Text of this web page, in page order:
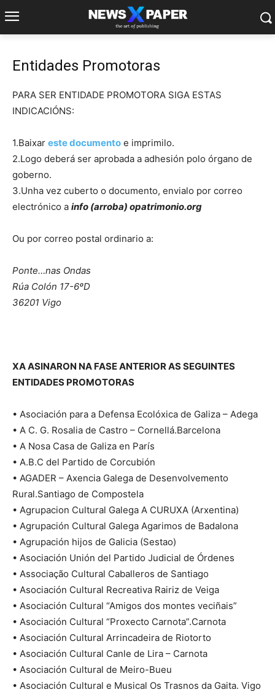
Entidades Promotoras
PARA SER ENTIDADE PROMOTORA SIGA ESTAS
INDICACIÓNS:
1.Baixar este documento e imprimilo.
2.Logo deberá ser aprobada a adhesión polo órgano de
goberno.
3.Unha vez cuberto o documento, envialo por correo
electrónico a info (arroba) opatrimonio.org
Ou por correo postal ordinario a:
Ponte…nas Ondas
Rúa Colón 17-6ºD
36201 Vigo
XA ASINARON NA FASE ANTERIOR AS SEGUINTES
ENTIDADES PROMOTORAS
• Asociación para a Defensa Ecolóxica de Galiza – Adega
• A C. G. Rosalia de Castro – Cornellá.Barcelona
• A Nosa Casa de Galiza en París
• A.B.C del Partido de Corcubión
• AGADER – Axencia Galega de Desenvolvemento
Rural.Santiago de Compostela
• Agrupacion Cultural Galega A CURUXA (Arxentina)
• Agrupación Cultural Galega Agarimos de Badalona
• Agrupación hijos de Galicia (Sestao)
• Asociación Unión del Partido Judicial de Órdenes
• Associação Cultural Caballeros de Santiago
• Asociación Cultural Recreativa Rairiz de Veiga
• Asociación Cultural “Amigos dos montes veciñais”
• Asociación Cultural “Proxecto Carnota”.Carnota
• Asociación Cultural Arrincadeira de Riotorto
• Asociación Cultural Canle de Lira – Carnota
• Asociación Cultural de Meiro-Bueu
• Asociación Cultural e Musical Os Trasnos da Gaita. Vigo